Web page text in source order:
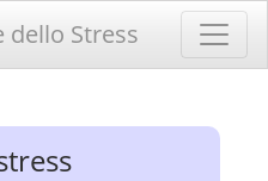
dello Stress